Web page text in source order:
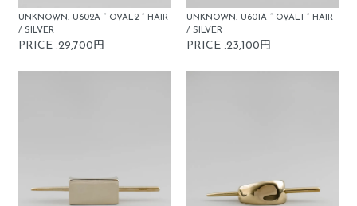
UNKNOWN. U602A “ OVAL2 ” HAIR
/ SILVER
PRICE :29,700円
UNKNOWN. U601A “ OVAL1 ” HAIR
/ SILVER
PRICE :23,100円